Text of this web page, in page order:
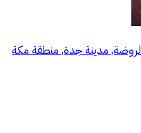
مدينة جدة, منطقة مكة